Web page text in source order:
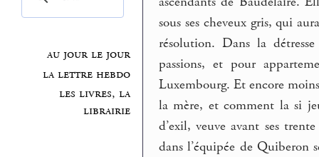
au jour le jour
la lettre hebdo
les livres, la
librairie
sous ses cheveux gris, qui
résolution. Dans la
passions, et pour
Luxembourg. Et encore
la mère, et comment la si
d’exil, veuve avant ses
dans l’équipée de Quiberon